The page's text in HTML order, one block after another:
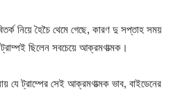
নিয়ে হৈচৈ থেমে গেছে, কারণ দু সপ্তাহ সময়
ছিলেন সবচেয়ে আক্রমণাত্মক।
যে ট্রাম্পের সেই আক্রমণাত্মক ভাব, বাইডেনের